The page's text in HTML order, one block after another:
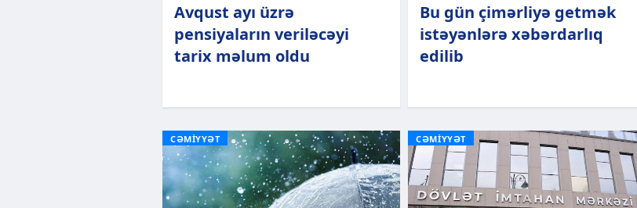
Avqust ayı üzrə
pensiyaların veriləcəyi
tarix məlum oldu
Bu gün çimərliyə getmək
istəyənlərə xəbərdarlıq
edilib
CƏMİYYƏT CƏMİYYƏT